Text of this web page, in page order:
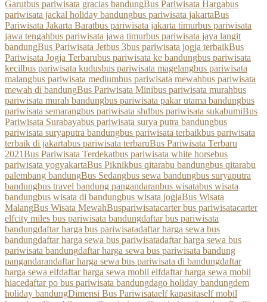
Garutbus pariwisata gracias bandungBus Pariwisata Hargabus
pariwisata jackal holiday bandungbus pariwisata jakartaBus
Pariwisata Jakarta Baratbus pariwisata jakarta timurbus pariwisata
jawa tengahbus pariwisata jawa timurbus pariwisata jaya langit
bandungBus Pariwisata Jetbus 3bus pariwisata jogja terbaikBus
Pariwisata Jogja Terbarubus pariwisata ke bandungbus pariwisata
kecilbus pariwisata kudusbus pariwisata magelangbus pariwisata
malangbus pariwisata mediumbus pariwisata mewahbus pariwisata
mewah di bandungBus Pariwisata Minibus pariwisata murahbus
pariwisata murah bandungbus pariwisata pakar utama bandungbus
pariwisata semarangbus pariwisata shdbus pariwisata sukabumiBus
Pariwisata Surabayabus pariwisata surya putra bandungbus
pariwisata suryaputra bandungbus pariwisata terbaikbus pariwisata
terbaik di jakartabus pariwisata terbaruBus Pariwisata Terbaru
2021Bus Pariwisata Terdekatbus pariwisata white horsebus
pariwisata yogyakartaBus Piknikbus qitarabu bandungbus qitarabu
palembang bandungBus Sedangbus sewa bandungbus suryaputra
bandungbus travel bandung pangandaranbus wisatabus wisata
bandungbus wisata di bandungbus wisata jogjaBus Wisata
MalangBus Wisata MewahBuspariwisatacarter bus pariwisatacarter
elfcity miles bus pariwisata bandungdaftar bus pariwisata
bandungdaftar harga bus pariwisatadaftar harga sewa bus
bandungdaftar harga sewa bus pariwisatadaftar harga sewa bus
pariwisata bandungdaftar harga sewa bus pariwisata bandung
pangandarandaftar harga sewa bus pariwisata di bandungdaftar
harga sewa elfdaftar harga sewa mobil elfdaftar harga sewa mobil
hiacedaftar po bus pariwisata bandungdago holiday bandungdem
holiday bandungDimensi Bus Pariwisataelf kapasitaself mobil